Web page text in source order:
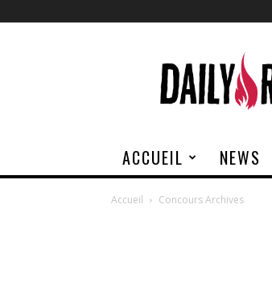
Rock
ACCUEIL NEWS
Accueil Concours Archives